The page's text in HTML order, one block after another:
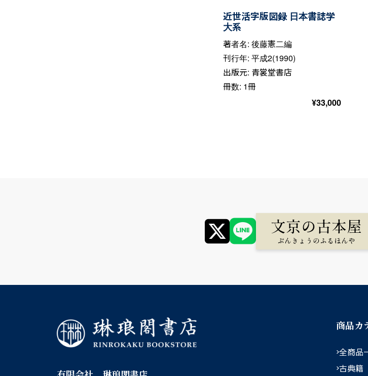
近世活字版図録 日本書誌学
大系
著者名: 後藤憲二編
刊行年: 平成2(1990)
出版元: 青裳堂書店
冊数: 1冊
¥33,000
商品カ
全商品
古典籍